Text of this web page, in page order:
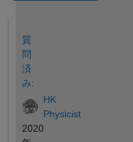
質
問
済
み:
HK
Physicist
2020